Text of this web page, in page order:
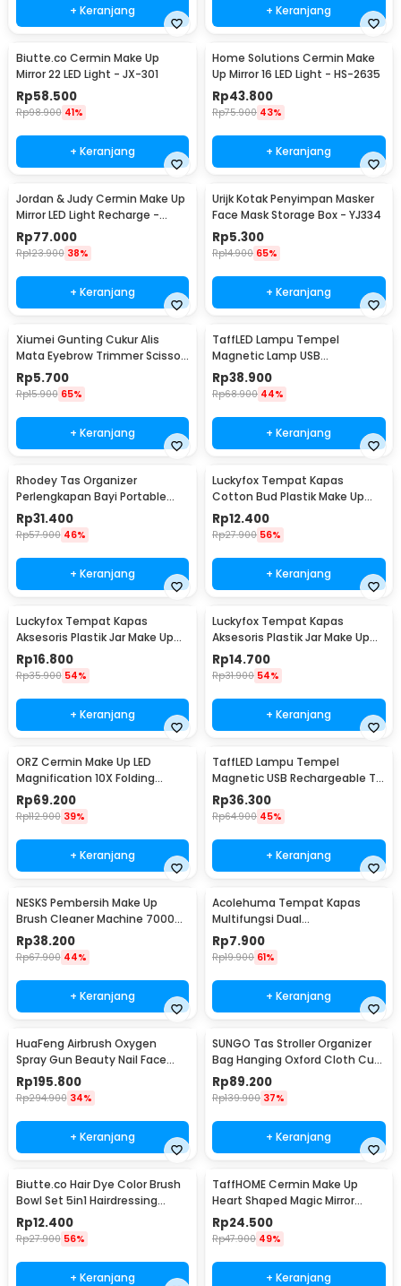
+ Keranjang + Keranjang
Biutte.co Cermin Make Up
Mirror 22 LED Light - JX-301
Rp58.500
Rp98.900 41%
+ Keranjang
Home Solutions Cermin Make
Up Mirror 16 LED Light - HS-2635
Rp43.800
Rp75.900 43%
+ Keranjang
Jordan & Judy Cermin Make Up
Mirror LED Light Recharge -
NV026
Rp77.000
Rp123.900 38%
+ Keranjang
Urijk Kotak Penyimpan Masker
Face Mask Storage Box - YJ334
Rp5.300
Rp14.900 65%
+ Keranjang
Xiumei Gunting Cukur Alis
Mata Eyebrow Trimmer Scissor
Comb - XIU1
Rp5.700
Rp15.900 65%
+ Keranjang
TaffLED Lampu Tempel
Magnetic Lamp USB
Rechargeable 3in1 1200mAh 5V
3W - SK-CT30C
Rp38.900
Rp68.900 44%
+ Keranjang
Rhodey Tas Organizer
Perlengkapan Bayi Portable
Baby Diaper Caddy Bag -
SS320
Rp31.400
Rp57.900 46%
+ Keranjang
Luckyfox Tempat Kapas
Cotton Bud Plastik Make Up
Organizer - LF92
Rp12.400
Rp27.900 56%
+ Keranjang
Luckyfox Tempat Kapas
Aksesoris Plastik Jar Make Up
Organizer 18x6.5cm - LF3U
Rp16.800
Rp35.900 54%
+ Keranjang
Luckyfox Tempat Kapas
Aksesoris Plastik Jar Make Up
Organizer 9.2x7cm - LF3U
Rp14.700
Rp31.900 54%
+ Keranjang
ORZ Cermin Make Up LED
Magnification 10X Folding
Suction Cup - CY021
Rp69.200
Rp112.900 39%
+ Keranjang
TaffLED Lampu Tempel
Magnetic USB Rechargeable Tri
Color 1200mAh 3W - Q3W
Rp36.300
Rp64.900 45%
+ Keranjang
NESKS Pembersih Make Up
Brush Cleaner Machine 7000
RPM 5V 8W - HZ-001
Rp38.200
Rp67.900 44%
+ Keranjang
Acolehuma Tempat Kapas
Multifungsi Dual
Compartment Make Up
Storage - AH097
Rp7.900
Rp19.900 61%
+ Keranjang
HuaFeng Airbrush Oxygen
Spray Gun Beauty Nail Face
Makeup 160kPa - SK-811
Rp195.800
Rp294.900 34%
+ Keranjang
SUNGO Tas Stroller Organizer
Bag Hanging Oxford Cloth Cup
Holder - S33
Rp89.200
Rp139.900 37%
+ Keranjang
Biutte.co Hair Dye Color Brush
Bowl Set 5in1 Hairdressing
Accessory - ME51
Rp12.400
Rp27.900 56%
+ Keranjang
TaffHOME Cermin Make Up
Heart Shaped Magic Mirror
Table LED - L-223
Rp24.500
Rp47.900 49%
+ Keranjang